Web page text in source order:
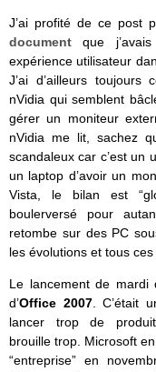
J’ai profité de ce post
document que
expérience utilisateur
J’ai d’ailleurs
nVidia qui semblent
gérer un moniteur
nVidia me lit, sachez
scandaleux car c’est un
un laptop d’avoir un
Vista, le bilan est
boulerversé pour
retombe sur des PC
les évolutions et tous
Le lancement de mardi
d’Office 2007. C’était
lancer trop de
brouille trop. Microsoft
“entreprise” en